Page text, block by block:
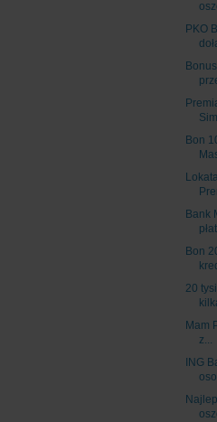
PKO
Bon
Bank
Bon
20
Mam
z...
ING